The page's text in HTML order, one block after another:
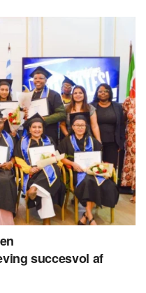
succesvol af